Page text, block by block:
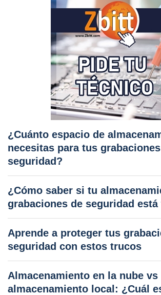
¿Cuánto espacio de
necesitas para tus
seguridad?
¿Cómo saber si tu
grabaciones de seguridad
Aprende a proteger tus
seguridad con estos trucos
Almacenamiento en la nube vs
almacenamiento local: ¿Cuál